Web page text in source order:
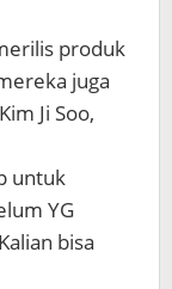
produk
juga
Ji Soo,
untuk
YG
bisa